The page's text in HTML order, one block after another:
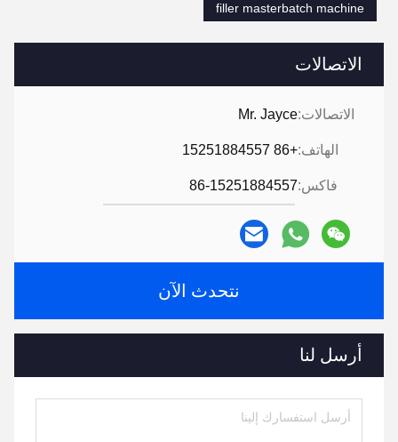
الاتصالات
الاتصالات:Mr. Jayce
الهاتف:+86 15251884557
فاكس:86-15251884557
نتحدث الآن
أرسل لنا
filler masterbatch machine